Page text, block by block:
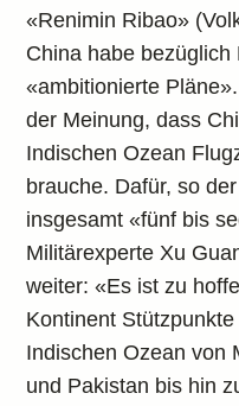
«Renimin Ribao»
China habe bezüglich
«ambitionierte
der Meinung, dass
Indischen Ozean
brauche. Dafür, so
insgesamt «fünf bis
Militärexperte Xu
weiter: «Es ist zu
Kontinent
Indischen Ozean von
und Pakistan bis hin